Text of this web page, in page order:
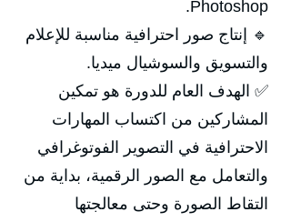
Photoshop.
🔹 إنتاج صور احترافية مناسبة للإعلام
والتسويق والسوشيال ميديا.
✅ الهدف العام للدورة هو تمكين
المشاركين من اكتساب المهارات
الاحترافية في التصوير الفوتوغرافي
والتعامل مع الصور الرقمية، بداية من
التقاط الصورة وحتى معالجتها